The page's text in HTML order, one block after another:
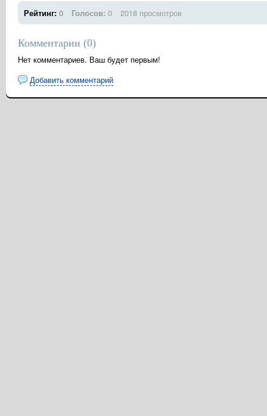
Рейтинг: 0 Голосов: 0 2018 просмотров
Комментарии (0)
Нет комментариев. Ваш будет первым!
Добавить комментарий